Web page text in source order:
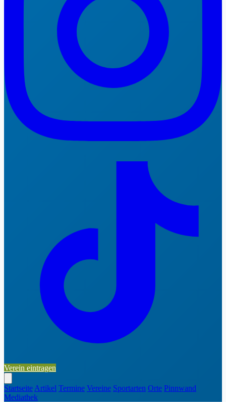
Verein eintragen
Startseite Artikel Termine Vereine Sportarten Orte Pinnwand
Mediathek